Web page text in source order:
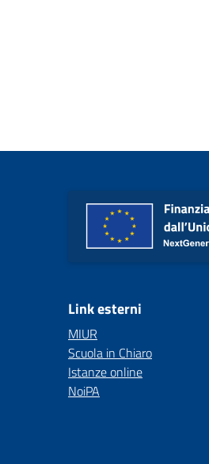
Link esterni
MIUR
Scuola in Chiaro
Istanze online
NoiPA